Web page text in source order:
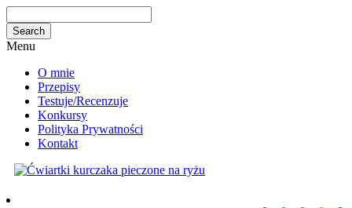
Menu
O mnie
Przepisy
Testuje/Recenzuje
Konkursy
Polityka Prywatności
Kontakt